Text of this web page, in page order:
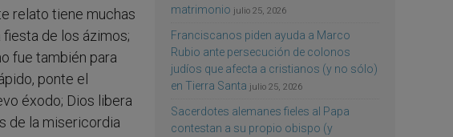
relato tiene muchas
de los ázimos;
fue también para
ponte el
éxodo; Dios libera
de la misericordia
matrimonio julio 25, 2026
Franciscanos piden ayuda a Marco
Rubio ante persecución de colonos
judíos que afecta a cristianos (y no sólo)
en Tierra Santa julio 25, 2026
Sacerdotes alemanes fieles al Papa
contestan a su propio obispo (y